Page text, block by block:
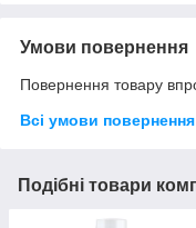
Умови повернення
Повернення товару
Всі умови повернення
Подібні товари